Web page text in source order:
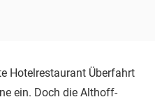
Hotelrestaurant Überfahrt
ein. Doch die Althoff-